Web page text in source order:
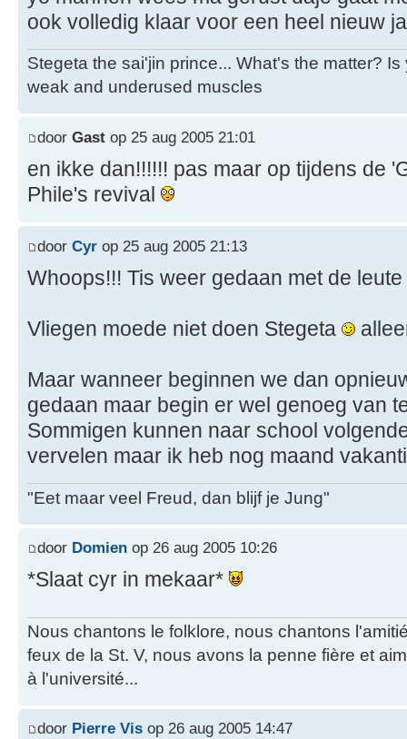
ook volledig klaar voor een heel nieuw
Stegeta the sai'jin prince... What's the matter?
weak and underused muscles
door Gast op 25 aug 2005 21:01
en ikke dan!!!!!! pas maar op tijdens de
Phile's revival
door Cyr op 25 aug 2005 21:13
Whoops!!! Tis weer gedaan met de leute
Vliegen moede niet doen Stegeta
Maar wanneer beginnen we dan
gedaan maar begin er wel genoeg van
Sommigen kunnen naar school
vervelen maar ik heb nog maand
"Eet maar veel Freud, dan blijf je Jung"
door Domien op 26 aug 2005 10:26
*Slaat cyr in mekaar*
Nous chantons le folklore, nous chantons
feux de la St. V, nous avons la penne fière et
à l'université...
door Pierre Vis op 26 aug 2005 14:47